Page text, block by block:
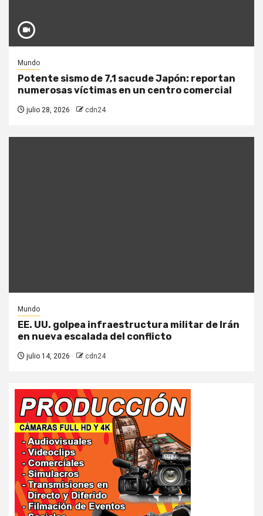
Mundo
Potente sismo de 7,1 sacude Japón: reportan
numerosas víctimas en un centro comercial
julio 28, 2026 cdn24
Mundo
EE. UU. golpea infraestructura militar de Irán
en nueva escalada del conflicto
julio 14, 2026 cdn24